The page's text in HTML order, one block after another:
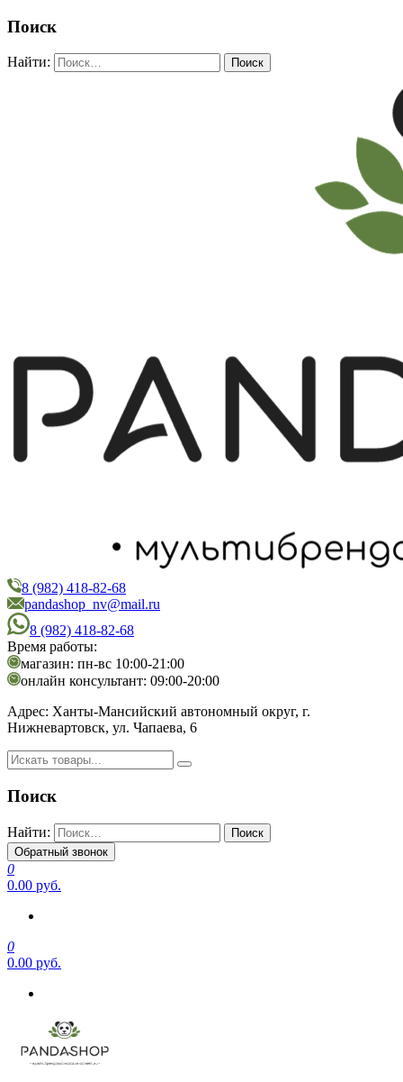
Поиск
Найти:
PandaShop
Интернет-магазин косметики
8 (982) 418-82-68
pandashop_nv@mail.ru
8 (982) 418-82-68
Время работы:
магазин: пн-вс 10:00-21:00
онлайн консультант: 09:00-20:00
Адрес: Ханты-Мансийский автономный округ, г.
Нижневартовск, ул. Чапаева, 6
Поиск
Найти:
Обратный звонок
0
0.00 руб.
0
0.00 руб.